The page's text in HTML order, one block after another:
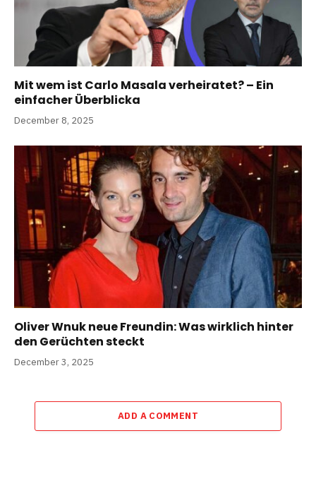
Mit wem ist Carlo Masala verheiratet? – Ein
einfacher Überblicka
December 8, 2025
Oliver Wnuk neue Freundin: Was wirklich hinter
den Gerüchten steckt
December 3, 2025
ADD A COMMENT